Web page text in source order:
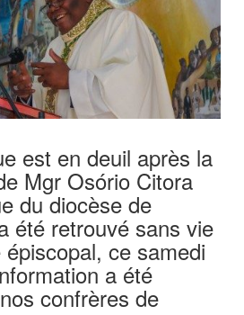
est en deuil après la
Mgr Osório Citora
du diocèse de
été retrouvé sans vie
ce samedi
a été
confrères de